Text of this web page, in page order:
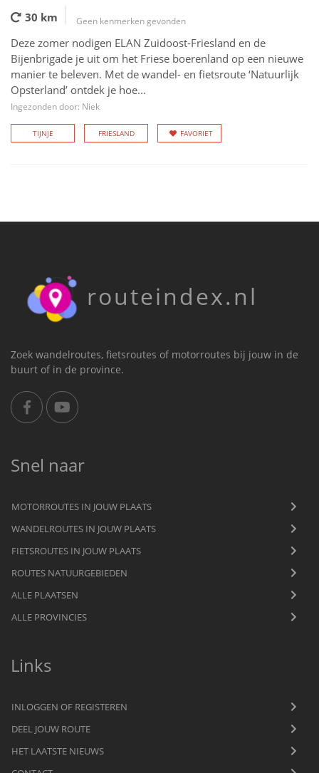
30 km Geen kenmerken gevonden
Deze zomer nodigen ELAN Zuidoost-Friesland en de
Bijenbrigade je uit om het Friese boerenland op een nieuwe
manier te beleven. Met de wandel- en fietsroute ‘Natuurlijk
Opsterland’ ontdek je hoe...
Ingezonden door: Niek
TIJNJE FRIESLAND FAVORIET
routeindex.nl
Zoek wandelroutes, fietsroutes of motorroutes bij jouw in de
buurt of in de province.
Snel naar
MOTORROUTES IN JOUW PLAATS
WANDELROUTES IN JOUW PLAATS
FIETSROUTES IN JOUW PLAATS
ROUTES NATUURGEBIEDEN
ALLE PLAATSEN
ALLE PROVINCIES
Links
INLOGGEN OF REGISTEREN
DEEL JOUW ROUTE
HET LAATSTE NIEUWS